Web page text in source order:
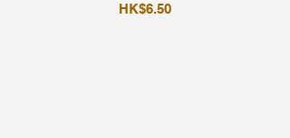
HK$6.50